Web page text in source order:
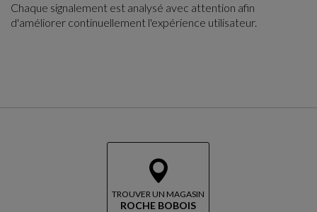
Chaque signalement est analysé avec attention afin
d'améliorer continuellement l'expérience utilisateur.
TROUVER UN MAGASIN
ROCHE BOBOIS